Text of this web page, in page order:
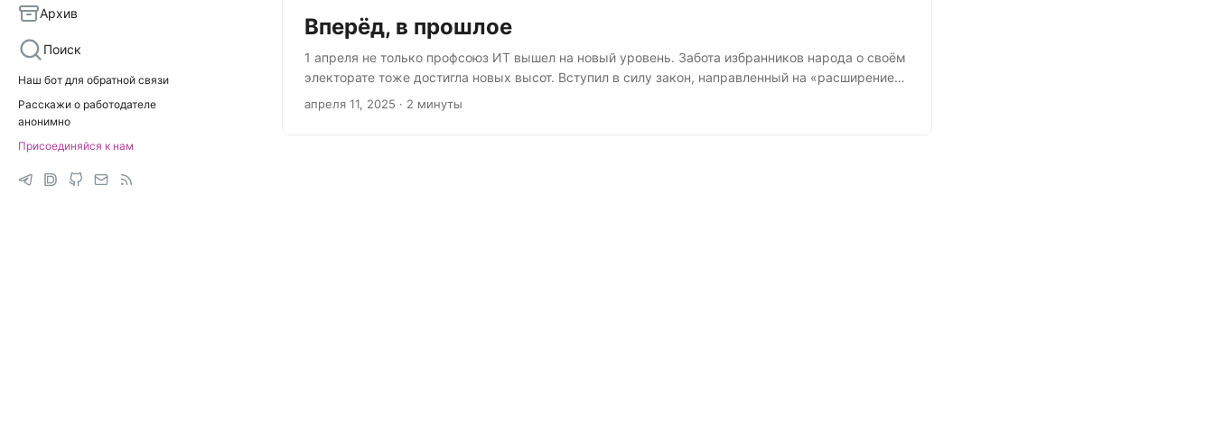
Архив
Поиск
Наш бот для обратной связи
Расскажи о работодателе
анонимно
Присоединяйся к нам
внимания руководства....
Вперёд, в прошлое
1 апреля не только профсоюз ИТ вышел на новый уровень. Забота избранников народа о своём
электорате тоже достигла новых высот. Вступил в силу закон, направленный на «расширение
доступности среднего профессионального образования». Он уменьшил количество
апреля 11, 2025 · 2 минуты